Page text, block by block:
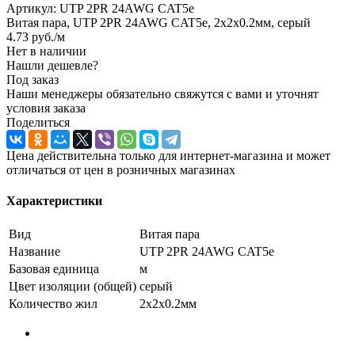
Артикул: UTP 2PR 24AWG CAT5e
Витая пара, UTP 2PR 24AWG CAT5e, 2x2x0.2мм, серый
4.73 руб./м
Нет в наличии
Нашли дешевле?
Под заказ
Наши менеджеры обязательно свяжутся с вами и уточнят
условия заказа
Поделиться
Цена действительна только для интернет-магазина и может
отличаться от цен в розничных магазинах
Характеристики
Вид
Витая пара
Название
UTP 2PR 24AWG CAT5e
Базовая единица
м
Цвет изоляции (общей) серый
Количество жил
2x2x0.2мм